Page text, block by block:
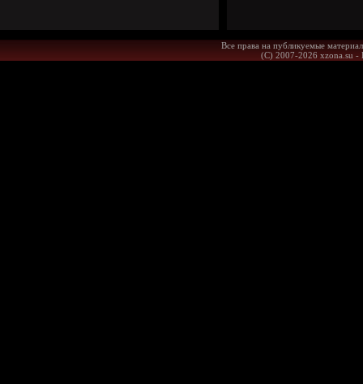
Все права на публикуемые
(С) 2007-2026 xzona.su -